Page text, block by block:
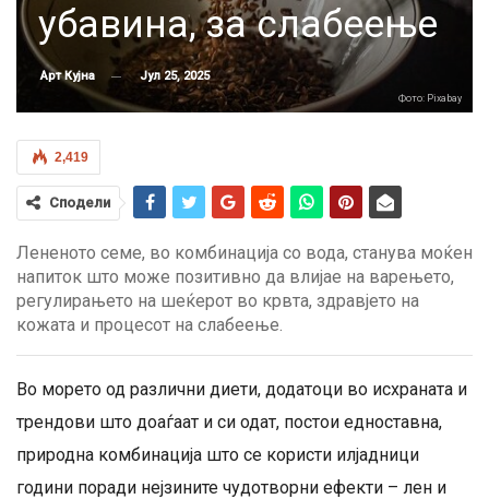
убавина, за слабеење
Арт Кујна Јул 25, 2025
Фото: Pixabay
2,419
Сподели
Лененото семе, во комбинација со вода, станува моќен
напиток што може позитивно да влијае на варењето,
регулирањето на шеќерот во крвта, здравјето на
кожата и процесот на слабеење.
Во морето од различни диети, додатоци во исхраната и
трендови што доаѓаат и си одат, постои едноставна,
природна комбинација што се користи илјадници
години поради нејзините чудотворни ефекти – лен и